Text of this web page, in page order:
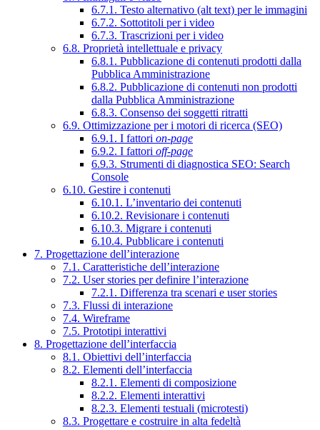
6.7.1. Testo alternativo (alt text) per le immagini
6.7.2. Sottotitoli per i video
6.7.3. Trascrizioni per i video
6.8. Proprietà intellettuale e privacy
6.8.1. Pubblicazione di contenuti prodotti dalla
Pubblica Amministrazione
6.8.2. Pubblicazione di contenuti non prodotti
dalla Pubblica Amministrazione
6.8.3. Consenso dei soggetti ritratti
6.9. Ottimizzazione per i motori di ricerca (SEO)
6.9.1. I fattori on-page
6.9.2. I fattori off-page
6.9.3. Strumenti di diagnostica SEO: Search
Console
6.10. Gestire i contenuti
6.10.1. L’inventario dei contenuti
6.10.2. Revisionare i contenuti
6.10.3. Migrare i contenuti
6.10.4. Pubblicare i contenuti
7. Progettazione dell’interazione
7.1. Caratteristiche dell’interazione
7.2. User stories per definire l’interazione
7.2.1. Differenza tra scenari e user stories
7.3. Flussi di interazione
7.4. Wireframe
7.5. Prototipi interattivi
8. Progettazione dell’interfaccia
8.1. Obiettivi dell’interfaccia
8.2. Elementi dell’interfaccia
8.2.1. Elementi di composizione
8.2.2. Elementi interattivi
8.2.3. Elementi testuali (microtesti)
8.3. Progettare e costruire in alta fedeltà